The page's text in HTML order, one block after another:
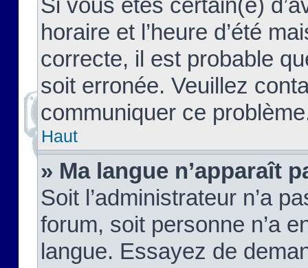
Si vous êtes certain(e)
horaire et l’heure d’été
correcte, il est probable
soit erronée. Veuillez
communiquer ce
Haut
» Ma langue n’apparaît
Soit l’administrateur n’a
forum, soit personne n’a
langue. Essayez de